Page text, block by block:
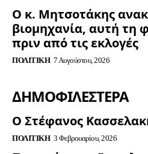
Ο κ. Μητσοτάκης
βιομηχανία, αυτή τη
πριν από τις εκλογές
ΠΟΛΙΤΙΚΉ 7 Αυγούστου, 2026
ΔΗΜΟΦΙΛΈΣΤΕΡΑ
Ο Στέφανος
ΠΟΛΙΤΙΚΉ 3 Φεβρουαρίου, 2026